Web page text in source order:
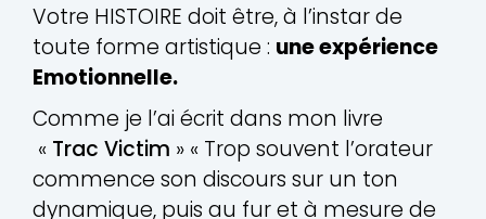
Votre HISTOIRE doit être, à l’instar de
toute forme artistique : une expérience
Emotionnelle.
Comme je l’ai écrit dans mon livre
« Trac Victim » « Trop souvent l’orateur
commence son discours sur un ton
dynamique, puis au fur et à mesure de